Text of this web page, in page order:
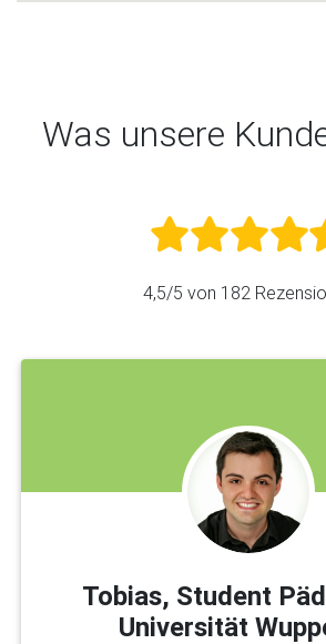
Was unsere
4,5/5 von 182
Tobias, Student
Universität